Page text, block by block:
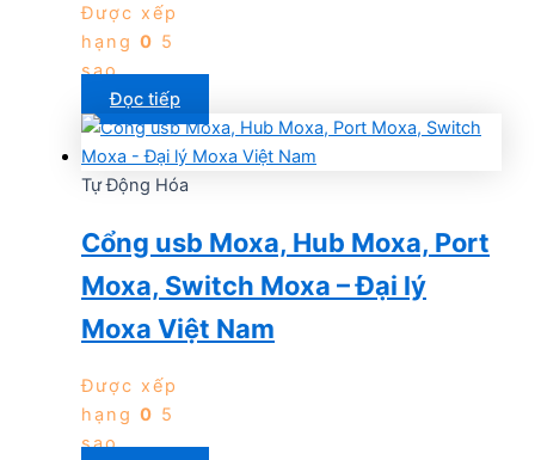
Được xếp
hạng 0 5
sao
Đọc tiếp
Tự Động Hóa
Cổng usb Moxa, Hub Moxa, Port
Moxa, Switch Moxa – Đại lý
Moxa Việt Nam
Được xếp
hạng 0 5
sao